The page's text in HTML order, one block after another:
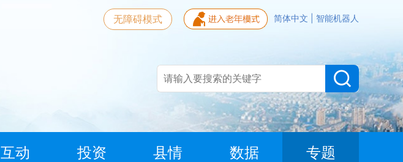
简体中文 智能机器人
无障碍模式
互动 投资 县情 数据 专题